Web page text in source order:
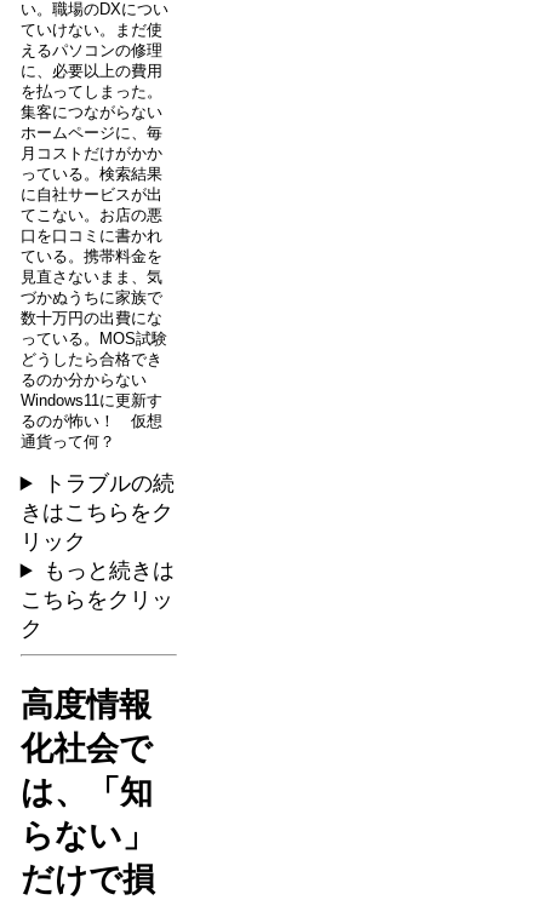
い。職場のDXについ
ていけない。まだ使
えるパソコンの修理
に、必要以上の費用
を払ってしまった。
集客につながらない
ホームページに、毎
月コストだけがかか
っている。検索結果
に自社サービスが出
てこない。お店の悪
口を口コミに書かれ
ている。携帯料金を
見直さないまま、気
づかぬうちに家族で
数十万円の出費にな
っている。MOS試験
どうしたら合格でき
るのか分からない
Windows11に更新す
るのが怖い！ 仮想
通貨って何？
トラブルの続
きはこちらをク
リック
もっと続きは
こちらをクリッ
ク
高度情報
化社会で
は、「知
らない」
だけで損